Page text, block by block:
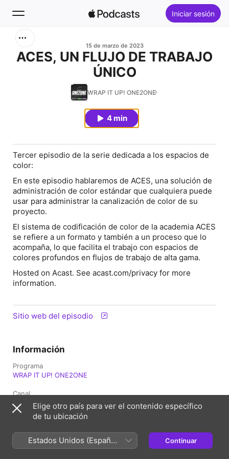
Iniciar sesión
Lo más escuchado
15 de marzo de 2023
ACES, UN FLUJO DE TRABAJO
ÚNICO
WRAP IT UP! ONE2ONE
4 min
Tercer episodio de la serie dedicada a los espacios de
color:
En este episodio hablaremos de ACES, una solución de
administración de color estándar que cualquiera puede
usar para administrar la canalización de color de su
proyecto.
El sistema de codificación de color de la academia ACES
se refiere a un formato y también a un proceso que lo
acompaña, lo que facilita el trabajo con espacios de
colores profundos en flujos de trabajo de alta gama.
Hosted on Acast. See acast.com/privacy for more
information.
Sitio web del episodio
Información
Programa
WRAP IT UP! ONE2ONE
Canal
Roomtone
Frecuencia
Publicado
Elige otro país para ver el contenido específico
de tu ubicación
Estados Unidos (Español
México)
Continuar